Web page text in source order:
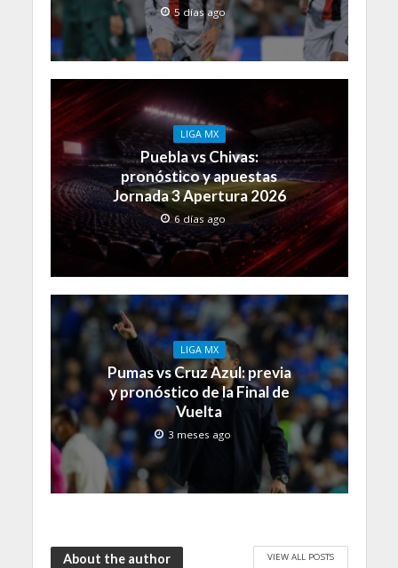
5 días ago
LIGA MX
Puebla vs Chivas:
pronóstico y apuestas
Jornada 3 Apertura 2026
6 días ago
LIGA MX
Pumas vs Cruz Azul: previa
y pronóstico de la Final de
Vuelta
3 meses ago
About the author VIEW ALL POSTS